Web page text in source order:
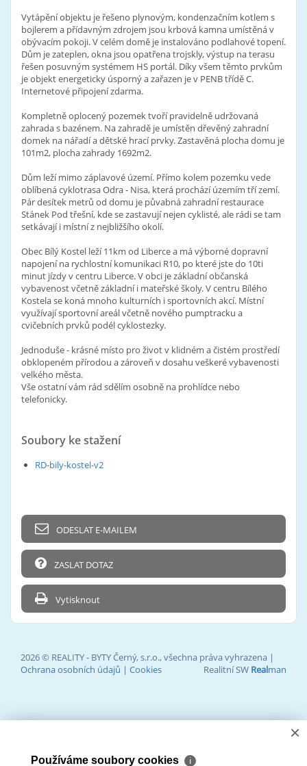
Vytápění objektu je řešeno plynovým, kondenzačním kotlem s
bojlerem a přídavným zdrojem jsou krbová kamna umístěná v
obývacím pokoji. V celém domě je instalováno podlahové topení.
Dům je zateplen, okna jsou opatřena trojskly, výstup na terasu
řešen posuvným systémem HS portál. Díky všem těmto prvkům
je objekt energeticky úsporný a zařazen je v PENB třídě C.
Internetové připojení zdarma.
Kompletně oplocený pozemek tvoří pravidelně udržovaná
zahrada s bazénem. Na zahradě je umístěn dřevěný zahradní
domek na nářadí a dětské hrací prvky. Zastavěná plocha domu je
101m2, plocha zahrady 1692m2.
Dům leží mimo záplavové území. Přímo kolem pozemku vede
oblíbená cyklotrasa Odra - Nisa, která prochází územím tří zemí.
Pár desítek metrů od domu je půvabná zahradní restaurace
Stánek Pod třešní, kde se zastavují nejen cyklisté, ale rádi se tam
setkávají i místní z nejbližšího okolí.
Obec Bílý Kostel leží 11km od Liberce a má výborné dopravní
napojení na rychlostní komunikaci R10, po které jste do 10ti
minut jízdy v centru Liberce. V obci je základní občanská
vybavenost včetně základní i mateřské školy. V centru Bílého
Kostela se koná mnoho kulturních i sportovních akcí. Místní
využívají sportovní areál včetně nového pumptracku a
cvičebních prvků podél cyklostezky.
Jednoduše - krásné místo pro život v klidném a čistém prostředí
obklopeném přírodou a zároveň v dosahu veškeré vybavenosti
velkého města.
Vše ostatní vám rád sdělím osobně na prohlídce nebo
telefonicky.
Soubory ke stažení
RD-bily-kostel-v2
ODESLAT E-MAILEM
ZASLAT DOTAZ
Vytisknout
2026 © REALITY - BYTY Černý, s.r.o., všechna práva vyhrazena |
Ochrana osobních údajů | Cookies Realitní SW Realman
×
Používáme soubory cookies ℹ